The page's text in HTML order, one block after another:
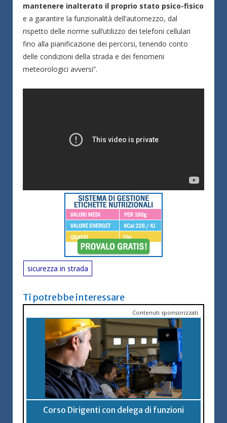
mantenere inalterato il proprio stato psico-fisico
e a garantire la funzionalità dell’automezzo, dal
rispetto delle norme sull’utilizzo dei telefoni cellulari
fino alla pianificazione dei percorsi, tenendo conto
delle condizioni della strada e dei fenomeni
meteorologici avversi”.
sicurezza in strada
Ti potrebbe interessare
Contenuti sponsorizzati
Corso Dirigenti con delega di funzioni